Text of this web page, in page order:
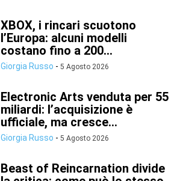
XBOX, i rincari scuotono
l’Europa: alcuni modelli
costano fino a 200...
Giorgia Russo - 5 Agosto 2026
Electronic Arts venduta per 55
miliardi: l’acquisizione è
ufficiale, ma cresce...
Giorgia Russo - 5 Agosto 2026
Beast of Reincarnation divide